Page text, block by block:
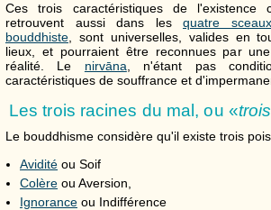
Ces trois caractéristiques de l'existence
retrouvent aussi dans les quatre
bouddhiste , sont universelles, valides en
lieux, et pourraient être reconnues par
réalité. Le nirvāna , n'étant pas
caractéristiques de souffrance et
Les trois racines du mal, ou «
Le bouddhisme considère qu'il existe trois
Avidité ou Soif
Colère ou Aversion,
Ignorance ou Indifférence